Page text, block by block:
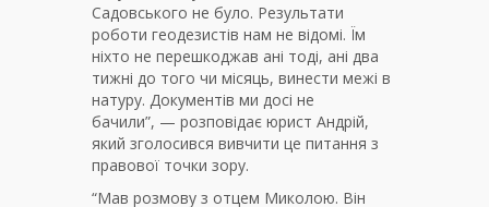
Садовського не було. Результати
роботи геодезистів нам не відомі. Їм
ніхто не перешкоджав ані тоді, ані два
тижні до того чи місяць, винести межі в
натуру. Документів ми досі не
бачили”, — розповідає юрист Андрій,
який зголосився вивчити це питання з
правової точки зору.
“Мав розмову з отцем Миколою. Він